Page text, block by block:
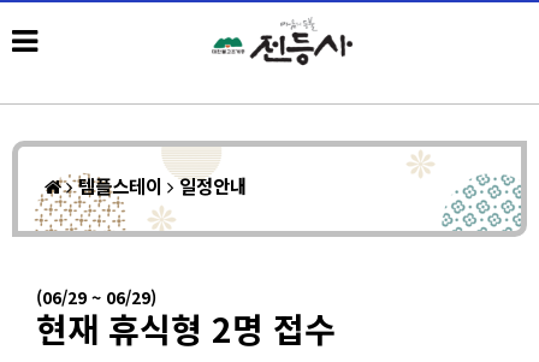
템플스테이 일정안내
(06/29 ~ 06/29)
현재 휴식형 2명 접수